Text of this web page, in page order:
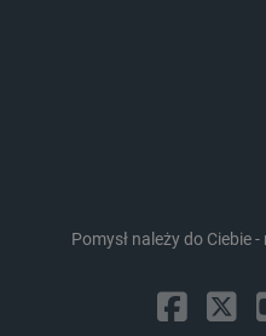
Pomysł należy do Ciebie
CookieScriptConsent